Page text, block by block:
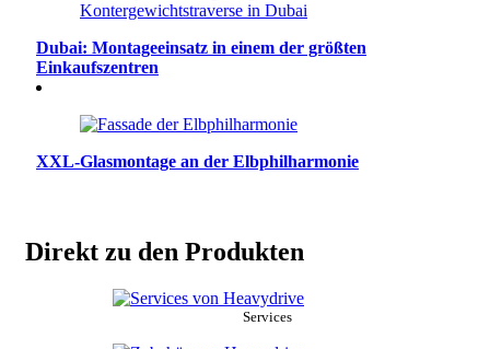
Dubai: Montageeinsatz in einem der größten
Einkaufszentren
XXL-Glasmontage an der Elbphilharmonie
Direkt zu den Produkten
Services